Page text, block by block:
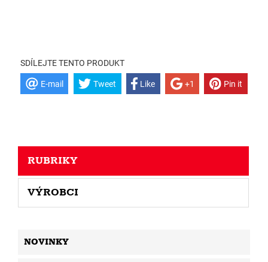
SDÍLEJTE TENTO PRODUKT
E-mail Tweet Like +1 Pin it
RUBRIKY
VÝROBCI
NOVINKY